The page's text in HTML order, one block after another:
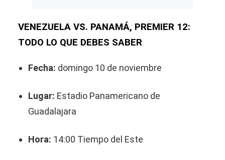
VENEZUELA VS. PANAMÁ, PREMIER 12:
TODO LO QUE DEBES SABER
Fecha: domingo 10 de noviembre
Lugar: Estadio Panamericano de
Guadalajara
Hora: 14:00 Tiempo del Este